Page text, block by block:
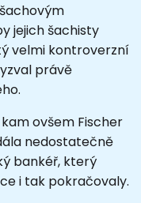
jejich šachisty
velmi kontroverzní
právě
ovšem Fischer
nedostatečně
bankéř, který
i tak pokračovaly.